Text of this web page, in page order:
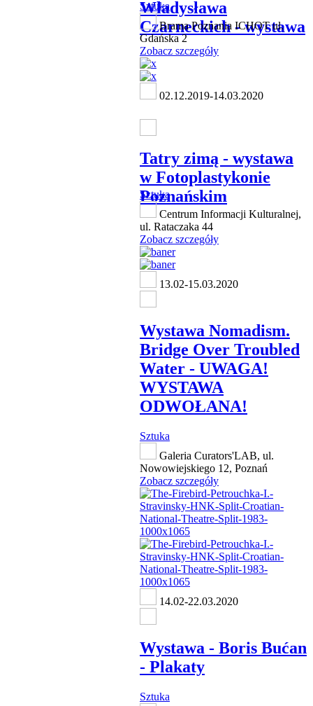
Władysława
Czarneckich - wystawa
Sztuka
Brama Poznania ICHOT ul.
Gdańska 2
Zobacz szczegóły
02.12.2019-14.03.2020
Tatry zimą - wystawa
w Fotoplastykonie
Poznańskim
Sztuka
Centrum Informacji Kulturalnej,
ul. Rataczaka 44
Zobacz szczegóły
13.02-15.03.2020
Wystawa Nomadism.
Bridge Over Troubled
Water - UWAGA!
WYSTAWA
ODWOŁANA!
Sztuka
Galeria Curators'LAB, ul.
Nowowiejskiego 12, Poznań
Zobacz szczegóły
14.02-22.03.2020
Wystawa - Boris Bućan
- Plakaty
Sztuka